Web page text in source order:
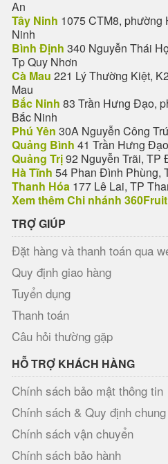
An
Tây Ninh 1075 CTM8, phường
Ninh
Bình Định 340 Nguyễn Thái
Tp Quy Nhơn
Cà Mau 221 Lý Thường Kiệt,
Mau
Bắc Ninh 83 Trần Hưng Đạo,
Bắc Ninh
Phú Yên 30A Nguyễn Công
Quảng Bình 41 Trần Hưng
Quảng Trị92 Nguyễn Trãi, TP
Hà Tĩnh 54 Phan Đình Phùng,
Thanh Hóa 177 Lê Lai, TP
Xem thêm Chi nhánh 360Fruit
TRỢ GIÚP
Đặt hàng và thanh toán qua
Quy định giao hàng
Tuyển dụng
Thanh toán
Câu hỏi thường gặp
HỖ TRỢ KHÁCH HÀNG
Chính sách bảo mật thông tin
Chính sách & Quy định chung
Chính sách vận chuyển
Chính sách bảo hành